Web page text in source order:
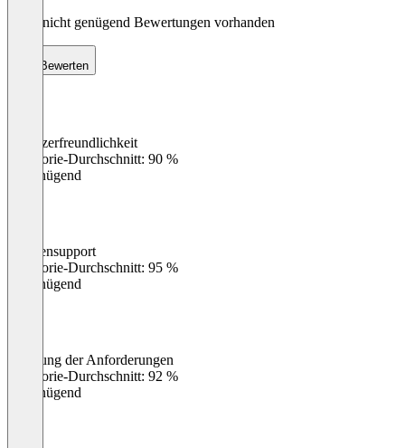
Noch nicht genügend Bewertungen vorhanden
Bewerten
Benutzerfreundlichkeit
Kategorie-Durchschnitt: 90 %
Ungenügend
Kundensupport
Kategorie-Durchschnitt: 95 %
Ungenügend
Erfüllung der Anforderungen
Kategorie-Durchschnitt: 92 %
Ungenügend